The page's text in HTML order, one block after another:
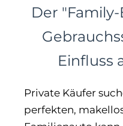
Der
Einfluss
Private Käufer
perfekten,